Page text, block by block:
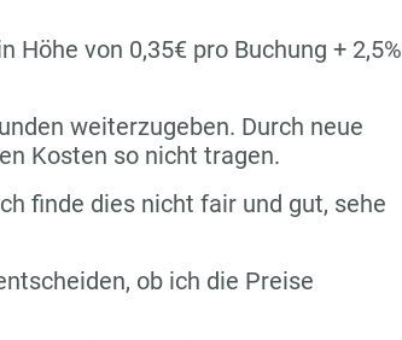
von 0,35€ pro Buchung + 2,5%
weiterzugeben. Durch neue
Kosten so nicht tragen.
finde dies nicht fair und gut, sehe
ob ich die Preise